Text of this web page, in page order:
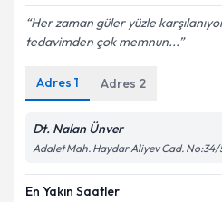
Her zaman güler yüzle
tedavimden çok memnun...
Adres 1 Adres 2
Dt. Nalan Ünver
Adalet Mah. Haydar Aliyev Cad. No:34/
En Yakın Saatler